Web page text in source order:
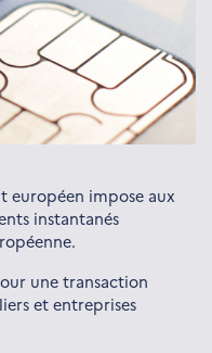
européen impose aux
instantanés
une transaction
et entreprises